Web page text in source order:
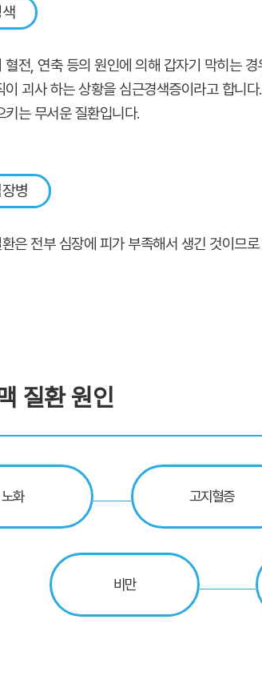
혈전, 연축 등의 원인에 의해 갑자기 막히는
이 괴사 하는 상황을 심근경색증이라고 합니
키는 무서운 질환입니다.
병
은 전부 심장에 피가 부족해서 생긴 것이므
질환 원인
노화 고지혈증
비만